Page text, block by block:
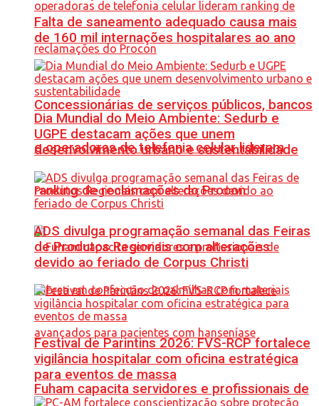
Concessionárias de serviços públicos, bancos
e operadoras de telefonia celular lideram
ranking de reclamações do Procon
Fuham capacita servidores e profissionais de
Falta de saneamento adequado causa mais
de 160 mil internações hospitalares ao ano
Dia Mundial do Meio Ambiente: Sedurb e
UGPE destacam ações que unem
desenvolvimento urbano e sustentabilidade
ADS divulga programação semanal das Feiras
de Produtos Regionais com alterações
devido ao feriado de Corpus Christi
Festival de Parintins 2026: FVS-RCP fortalece
vigilância hospitalar com oficina estratégica
para eventos de massa